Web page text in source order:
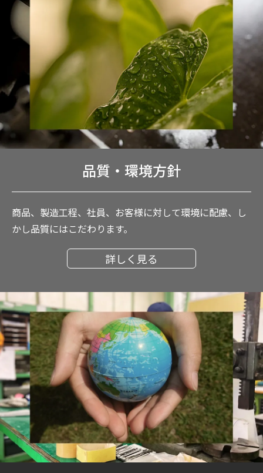
品質・環境方針
商品、製造工程、社員、お客様に対して環境に配慮、し
かし品質にはこだわります。
詳しく見る